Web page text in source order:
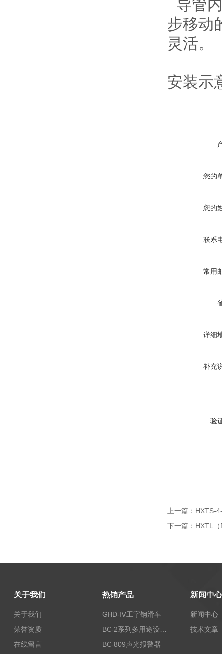
导管
步移动
灵活。
安装示
您的
您的
联系
常用
详细
补充
验
上一篇： HXTS-
下一篇： HXTL（
关于我们
关于我们
荣誉资质
在线留言
热销产品
GHD-Ⅳ工字钢滑车
BC-809声光报警器
新闻中心
新闻中心
技术文章